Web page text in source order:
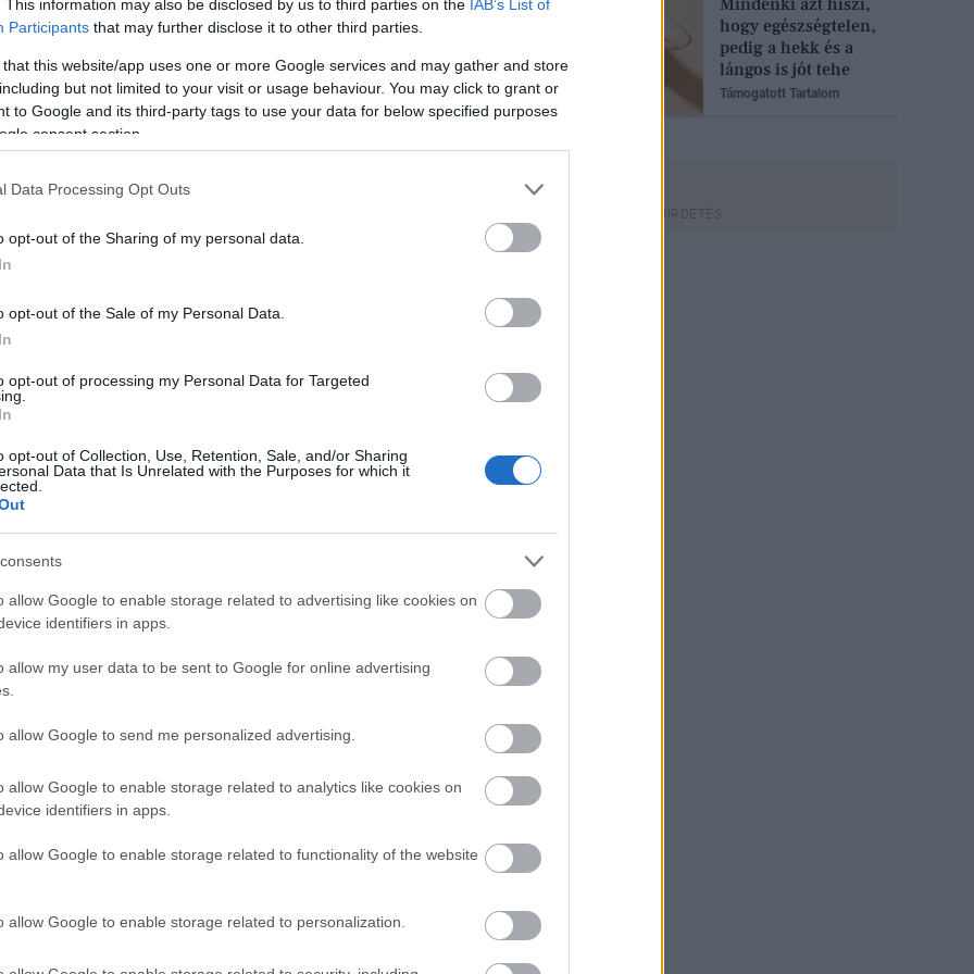
This information may also be disclosed by us to third parties on the IAB’s List of
Participants that may further disclose it to other third parties.
that this website/app uses one or more Google services and may gather and store
but not limited to your visit or usage behaviour. You may click to grant or
to Google and its third-party tags to use your data for below specified purposes
consent section.
Data Processing Opt Outs
opt-out of the Sharing of my personal data.
opt-out of the Sale of my Personal Data.
opt-out of processing my Personal Data for Targeted
opt-out of Collection, Use, Retention, Sale, and/or Sharing
Data that Is Unrelated with the Purposes for which it
allow Google to enable storage related to advertising like cookies on
identifiers in apps.
allow my user data to be sent to Google for online advertising
allow Google to send me personalized advertising.
allow Google to enable storage related to analytics like cookies on
identifiers in apps.
allow Google to enable storage related to functionality of the website
allow Google to enable storage related to personalization.
itt vagyok! ” – mondta. Elég
és csapata rábízta Chani
kap majd igazán hangsúlyos
ő volt a tökéletes választás a
immár a szerepben, akkor valóban
tudtuk, hogy fantasztikus
az intelligenciája és a nagylelkűsége.
is együtt dolgoztam” – áradozott róla
már Harrison Fordtól Ryan
tudja, mi fán terem a jó színész.
Dűne hivatalos premierjén
hogy egészségtelen,
pedig a hekk és a
lángos is jót tehe
Támogatott Tartalom